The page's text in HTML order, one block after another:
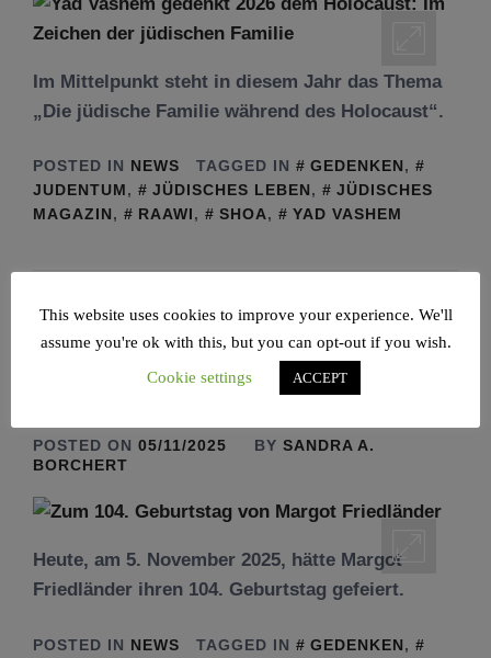
Im Mittelpunkt steht in diesem Jahr das Thema
„Die jüdische Familie während des Holocaust“.
POSTED IN NEWS TAGGED IN GEDENKEN,
JUDENTUM, JÜDISCHES LEBEN,
JÜDISCHES
MAGAZIN, RAAWI, SHOA, YAD VASHEM
Zum 104. Geburtstag
von Margot Friedländer
POSTED ON 05/11/2025 BY SANDRA A.
BORCHERT
Heute, am 5. November 2025, hätte Margot
Friedländer ihren 104. Geburtstag gefeiert.
POSTED IN NEWS TAGGED IN GEDENKEN,
This website uses cookies to improve your experience. We'll
assume you're ok with this, but you can opt-out if you wish.
Cookie settings
ACCEPT